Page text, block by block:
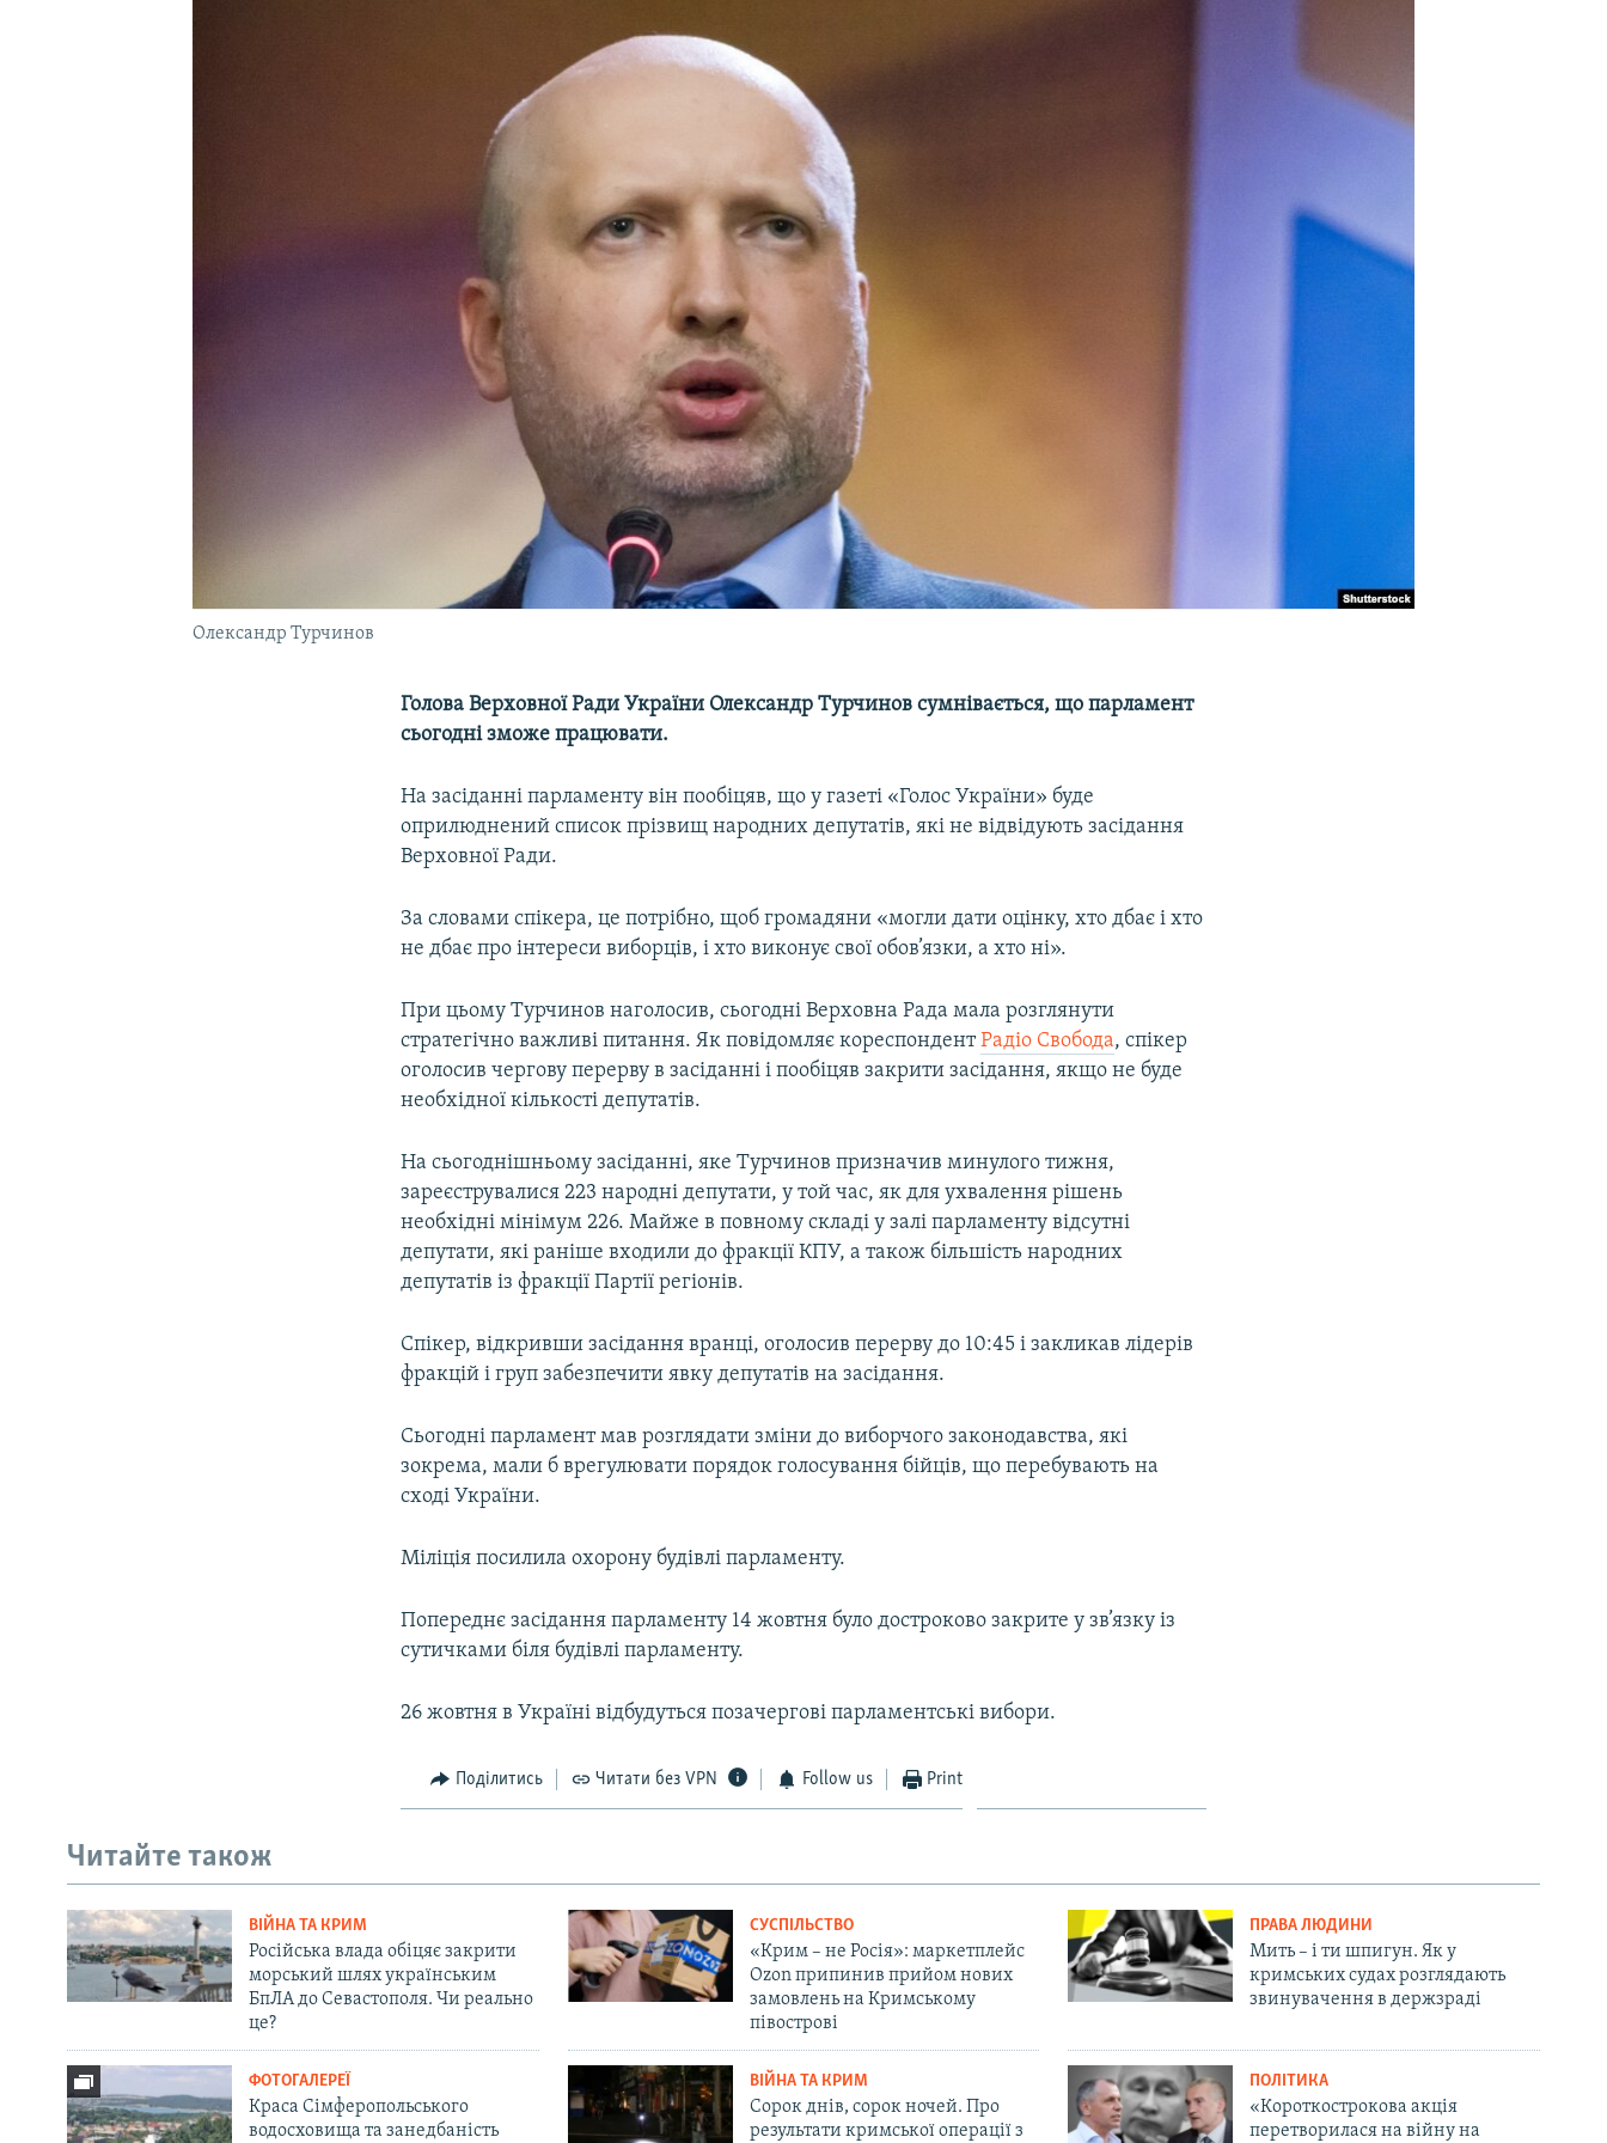
Олександр Турчинов
Голова Верховної Ради України Олександр Турчинов сумнівається, що парламент
сьогодні зможе працювати.
На засіданні парламенту він пообіцяв, що у газеті «Голос України» буде
оприлюднений список прізвищ народних депутатів, які не відвідують засідання
Верховної Ради.
За словами спікера, це потрібно, щоб громадяни «могли дати оцінку, хто дбає і хто
не дбає про інтереси виборців, і хто виконує свої обов’язки, а хто ні».
При цьому Турчинов наголосив, сьогодні Верховна Рада мала розглянути
стратегічно важливі питання. Як повідомляє кореспондентРадіо Свобода, спікер
оголосив чергову перерву в засіданні і пообіцяв закрити засідання, якщо не буде
необхідної кількості депутатів.
На сьогоднішньому засіданні, яке Турчинов призначив минулого тижня,
зареєструвалися 223 народні депутати, у той час, як для ухвалення рішень
необхідні мінімум 226. Майже в повному складі у залі парламенту відсутні
депутати, які раніше входили до фракції КПУ, а також більшість народних
депутатів із фракції Партії регіонів.
Спікер, відкривши засідання вранці, оголосив перерву до 10:45 і закликав лідерів
фракцій і груп забезпечити явку депутатів на засідання.
Сьогодні парламент мав розглядати зміни до виборчого законодавства, які
зокрема, мали б врегулювати порядок голосування бійців, що перебувають на
сході України.
Міліція посилила охорону будівлі парламенту.
Попереднє засідання парламенту 14 жовтня було достроково закрите у зв’язку із
сутичками біля будівлі парламенту.
26 жовтня в Україні відбудуться позачергові парламентські вибори.
Поділитись Читати без VPN Follow us Print
Читайте також
ВІЙНА ТА КРИМ
Російська влада обіцяє закрити
морський шлях українським
БпЛА до Севастополя. Чи реально
це?
СУСПІЛЬСТВО
«Крим – не Росія»: маркетплейс
Ozon припинив прийом нових
замовлень на Кримському
півострові
ПРАВА ЛЮДИНИ
Мить – і ти шпигун. Як у
кримських судах розглядають
звинувачення в держзраді
ФОТОГАЛЕРЕЇ
Краса Сімферопольського
водосховища та занедбаність
ВІЙНА ТА КРИМ
Сорок днів, сорок ночей. Про
результати кримської операції з
ПОЛІТИКА
«Короткострокова акція
перетворилася на війну на